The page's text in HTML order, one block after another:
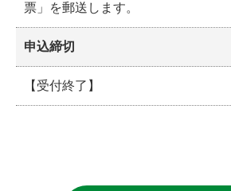
票」を郵送します。
申込締切
【受付終了】